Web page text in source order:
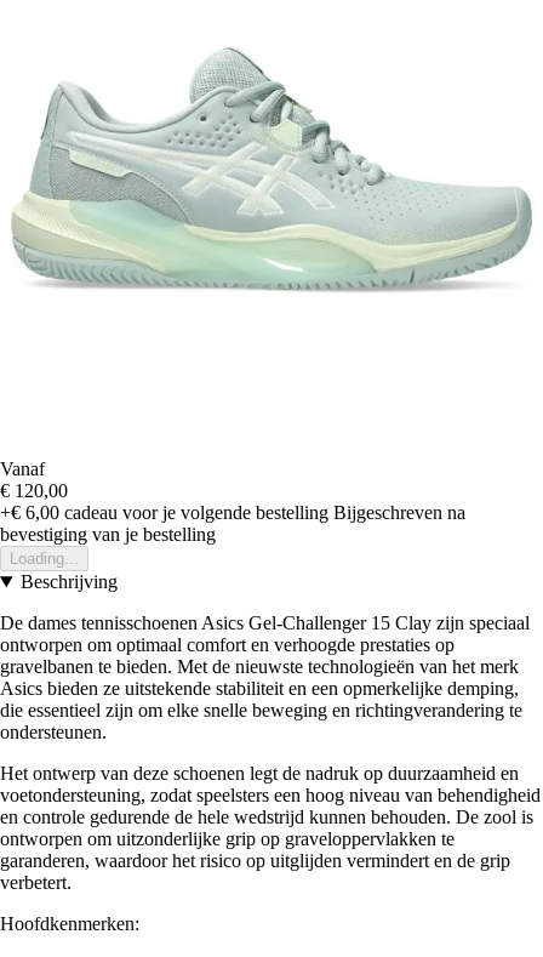
Vanaf
€ 120,00
+€ 6,00 cadeau voor je volgende bestelling Bijgeschreven na
bevestiging van je bestelling
Loading...
Beschrijving
De dames tennisschoenen Asics Gel-Challenger 15 Clay zijn speciaal
ontworpen om optimaal comfort en verhoogde prestaties op
gravelbanen te bieden. Met de nieuwste technologieën van het merk
Asics bieden ze uitstekende stabiliteit en een opmerkelijke demping,
die essentieel zijn om elke snelle beweging en richtingverandering te
ondersteunen.
Het ontwerp van deze schoenen legt de nadruk op duurzaamheid en
voetondersteuning, zodat speelsters een hoog niveau van behendigheid
en controle gedurende de hele wedstrijd kunnen behouden. De zool is
ontworpen om uitzonderlijke grip op graveloppervlakken te
garanderen, waardoor het risico op uitglijden vermindert en de grip
verbetert.
Hoofdkenmerken: